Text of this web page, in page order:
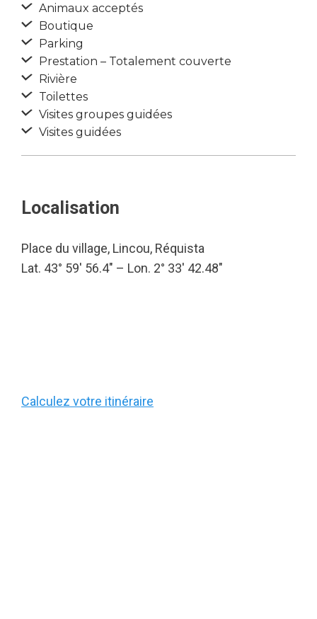
Animaux acceptés
Boutique
Parking
Prestation – Totalement couverte
Rivière
Toilettes
Visites groupes guidées
Visites guidées
Localisation
Place du village, Lincou, Réquista
Lat. 43° 59′ 56.4″ – Lon. 2° 33′ 42.48″
Calculez votre itinéraire